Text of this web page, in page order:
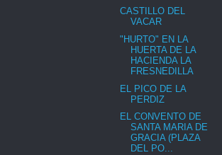
CASTILLO DEL
VACAR
"HURTO" EN LA
HUERTA DE LA
HACIENDA LA
FRESNEDILLA
EL PICO DE LA
PERDIZ
EL CONVENTO DE
SANTA MARIA DE
GRACIA (PLAZA
DEL PO...